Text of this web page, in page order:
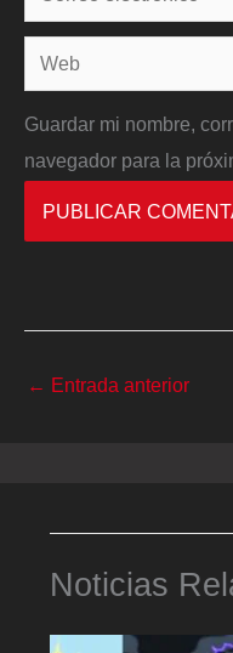
electrónico*
Web
Guardar mi nombre,
navegador para la
← Entrada anterior
Noticias